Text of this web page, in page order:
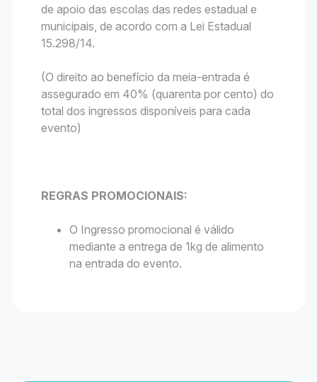
de apoio das escolas das redes estadual e
municipais, de acordo com a Lei Estadual
15.298/14.
(O direito ao benefício da meia-entrada é
assegurado em 40% (quarenta por cento) do
total dos ingressos disponíveis para cada
evento)
REGRAS PROMOCIONAIS:
O Ingresso promocional é válido
mediante a entrega de 1kg de alimento
na entrada do evento.